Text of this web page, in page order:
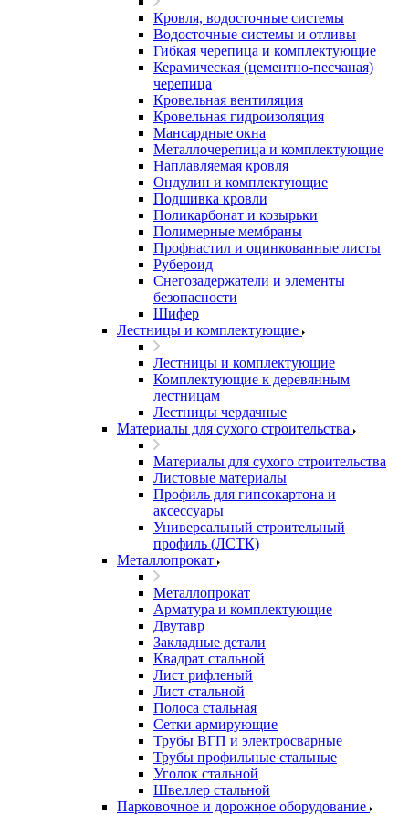
Кровля, водосточные системы
Водосточные системы и отливы
Гибкая черепица и комплектующие
Керамическая (цементно-песчаная)
черепица
Кровельная вентиляция
Кровельная гидроизоляция
Мансардные окна
Металлочерепица и комплектующие
Наплавляемая кровля
Ондулин и комплектующие
Подшивка кровли
Поликарбонат и козырьки
Полимерные мембраны
Профнастил и оцинкованные листы
Рубероид
Снегозадержатели и элементы
безопасности
Шифер
Лестницы и комплектующие
Лестницы и комплектующие
Комплектующие к деревянным
лестницам
Лестницы чердачные
Материалы для сухого строительства
Материалы для сухого строительства
Листовые материалы
Профиль для гипсокартона и
аксессуары
Универсальный строительный
профиль (ЛСТК)
Металлопрокат
Металлопрокат
Арматура и комплектующие
Двутавр
Закладные детали
Квадрат стальной
Лист рифленый
Лист стальной
Полоса стальная
Сетки армирующие
Трубы ВГП и электросварные
Трубы профильные стальные
Уголок стальной
Швеллер стальной
Парковочное и дорожное оборудование